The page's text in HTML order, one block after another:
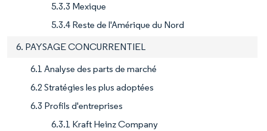
5.3.3 Mexique
5.3.4 Reste de l'Amérique du Nord
6. PAYSAGE CONCURRENTIEL
6.1 Analyse des parts de marché
6.2 Stratégies les plus adoptées
6.3 Profils d'entreprises
6.3.1 Kraft Heinz Company